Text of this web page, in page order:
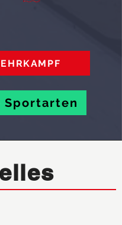
Sportarten